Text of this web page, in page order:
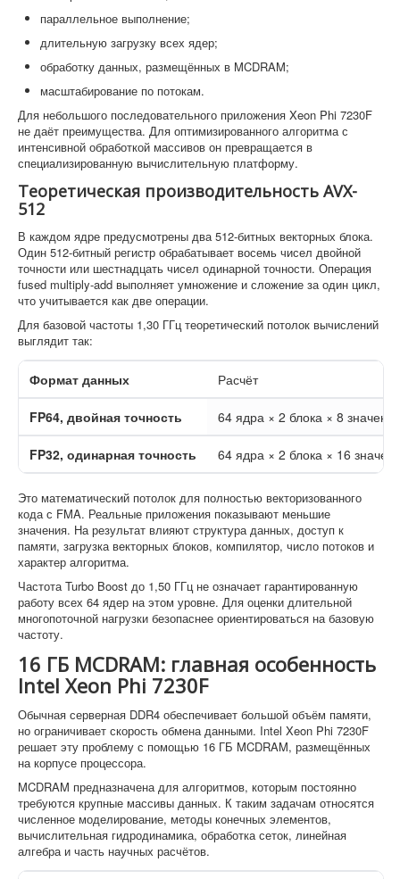
параллельное выполнение;
длительную загрузку всех ядер;
обработку данных, размещённых в MCDRAM;
масштабирование по потокам.
Для небольшого последовательного приложения Xeon Phi 7230F
не даёт преимущества. Для оптимизированного алгоритма с
интенсивной обработкой массивов он превращается в
специализированную вычислительную платформу.
Теоретическая производительность AVX-
512
В каждом ядре предусмотрены два 512-битных векторных блока.
Один 512-битный регистр обрабатывает восемь чисел двойной
точности или шестнадцать чисел одинарной точности. Операция
fused multiply-add выполняет умножение и сложение за один цикл,
что учитывается как две операции.
Для базовой частоты 1,30 ГГц теоретический потолок вычислений
выглядит так:
Формат данных Расчёт
FP64, двойная точность 64 ядра × 2 блока × 8
FP32, одинарная точность 64 ядра × 2 блока × 16
Это математический потолок для полностью векторизованного
кода с FMA. Реальные приложения показывают меньшие
значения. На результат влияют структура данных, доступ к
памяти, загрузка векторных блоков, компилятор, число потоков и
характер алгоритма.
Частота Turbo Boost до 1,50 ГГц не означает гарантированную
работу всех 64 ядер на этом уровне. Для оценки длительной
многопоточной нагрузки безопаснее ориентироваться на базовую
частоту.
16 ГБ MCDRAM: главная особенность
Intel Xeon Phi 7230F
Обычная серверная DDR4 обеспечивает большой объём памяти,
но ограничивает скорость обмена данными. Intel Xeon Phi 7230F
решает эту проблему с помощью 16 ГБ MCDRAM, размещённых
на корпусе процессора.
MCDRAM предназначена для алгоритмов, которым постоянно
требуются крупные массивы данных. К таким задачам относятся
численное моделирование, методы конечных элементов,
вычислительная гидродинамика, обработка сеток, линейная
алгебра и часть научных расчётов.